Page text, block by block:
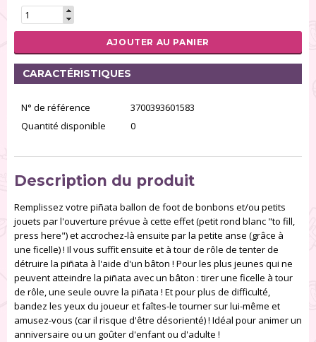
AJOUTER AU PANIER
CARACTÉRISTIQUES
N° de référence
3700393601583
Quantité disponible
0
Description du produit
Remplissez votre piñata ballon de foot de bonbons et/ou petits
jouets par l'ouverture prévue à cette effet (petit rond blanc "to fill,
press here") et accrochez-là ensuite par la petite anse (grâce à
une ficelle) ! Il vous suffit ensuite et à tour de rôle de tenter de
détruire la piñata à l'aide d'un bâton ! Pour les plus jeunes qui ne
peuvent atteindre la piñata avec un bâton : tirer une ficelle à tour
de rôle, une seule ouvre la piñata ! Et pour plus de difficulté,
bandez les yeux du joueur et faîtes-le tourner sur lui-même et
amusez-vous (car il risque d'être désorienté) !​ Idéal pour animer un
anniversaire ou un goûter d'enfant ou d'adulte !